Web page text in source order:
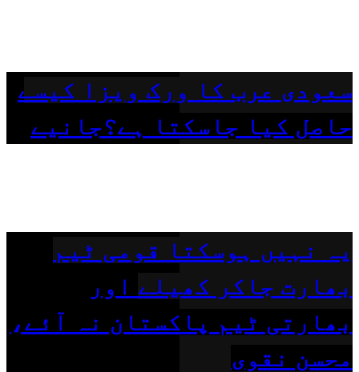
سعودی عرب کا ورک ویزا کیسے
حاصل کیا جاسکتا ہے؟جانیے
یہ نہیں ہوسکتا قومی ٹیم
بھارت جاکر کھیلے اور
بھارتی ٹیم پاکستان نہ آئے،
محسن نقوی